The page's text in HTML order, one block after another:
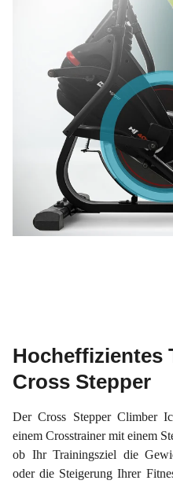
Hocheffizientes
Cross Stepper
Der Cross Stepper Climber
einem Crosstrainer mit einem
ob Ihr Trainingsziel die
oder die Steigerung Ihrer